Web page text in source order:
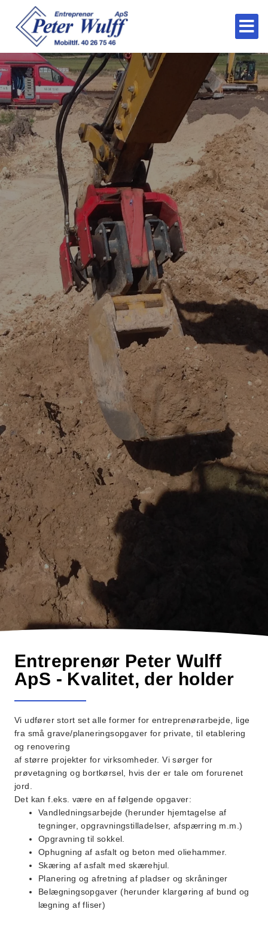
Entreprenør Peter Wulff
ApS - Kvalitet, der holder
Vi udfører stort set alle former for entreprenørarbejde, lige
fra små grave/planeringsopgaver for private, til etablering
og renovering
af større projekter for virksomheder. Vi sørger for
prøvetagning og bortkørsel, hvis der er tale om forurenet
jord.
Det kan f.eks. være en af følgende opgaver:
Vandledningsarbejde (herunder hjemtagelse af
tegninger, opgravningstilladelser, afspærring m.m.)
Opgravning til sokkel.
Ophugning af asfalt og beton med oliehammer.
Skæring af asfalt med skærehjul.
Planering og afretning af pladser og skråninger
Belægningsopgaver (herunder klargøring af bund og
lægning af fliser)